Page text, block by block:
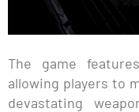
The game
allowing players to
devastating